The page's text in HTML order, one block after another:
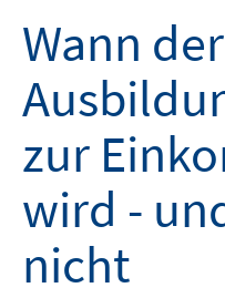
Wann der
zur
wird -
nicht